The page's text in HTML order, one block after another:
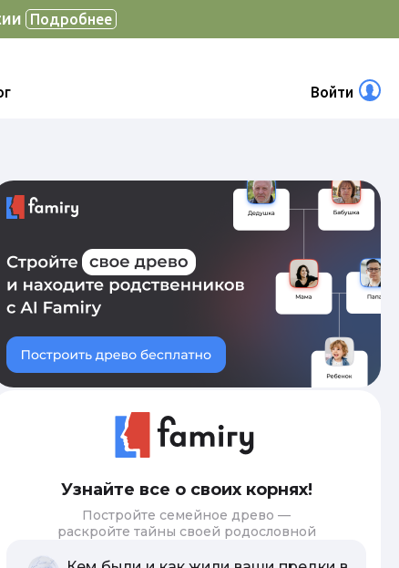
Подробнее
Войти
Узнайте все о своих корнях!
Постройте семейное древо —
раскройте тайны своей родословной